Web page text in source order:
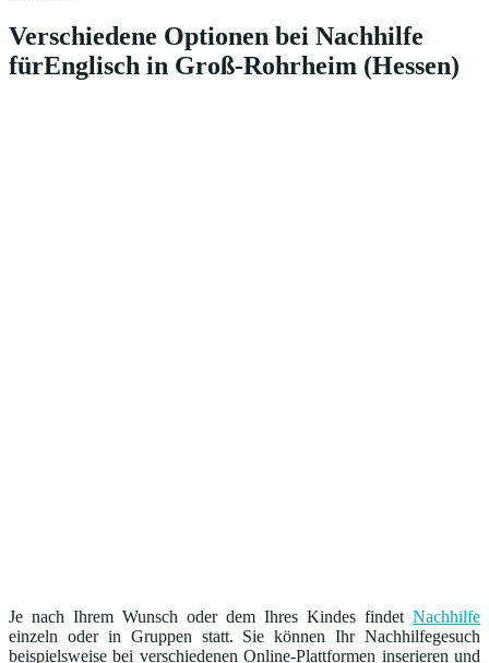
Verschiedene Optionen bei Nachhilfe
fürEnglisch in Groß-Rohrheim (Hessen)
Je nach Ihrem Wunsch oder dem Ihres Kindes findet Nachhilfe
einzeln oder in Gruppen statt. Sie können Ihr Nachhilfegesuch
beispielsweise bei verschiedenen Online-Plattformen inserieren und